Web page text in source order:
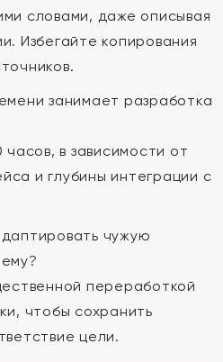
словами, даже описывая
Избегайте копирования
занимает разработка
в зависимости от
и глубины интеграции с
чужую
переработкой
чтобы сохранить
цели.